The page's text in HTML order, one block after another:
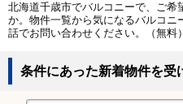
北海道千歳市でバルコニーで、ご希
か。物件一覧から気になるバルコ
話でお問い合わせください。（無料）
条件にあった新着物件を受